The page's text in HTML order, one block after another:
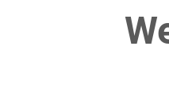
Das christliche Kreuz hat im
dieser Position auseinander.